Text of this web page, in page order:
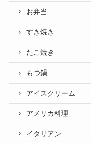
お弁当
すき焼き
たこ焼き
もつ鍋
アイスクリーム
アメリカ料理
イタリアン